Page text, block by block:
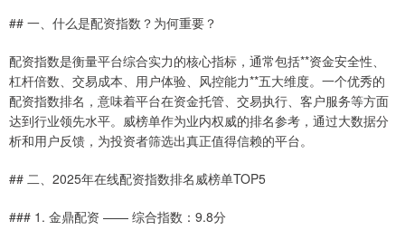
## 一、什么是配资指数？为何重要？
配资指数是衡量平台综合实力的核心指标，通常包括**资金安全性、
杠杆倍数、交易成本、用户体验、风控能力**五大维度。一个优秀的
配资指数排名，意味着平台在资金托管、交易执行、客户服务等方面
达到行业领先水平。威榜单作为业内权威的排名参考，通过大数据分
析和用户反馈，为投资者筛选出真正值得信赖的平台。
## 二、2025年在线配资指数排名威榜单TOP5
### 1. 金鼎配资 —— 综合指数：9.8分